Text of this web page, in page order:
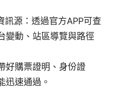
訊源：透過官方APP可查
變動、站區導覽與路徑
好購票證明、身份證
迅速通過。